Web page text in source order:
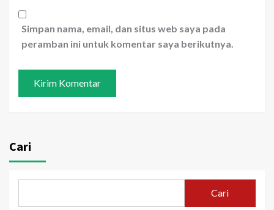
Simpan nama, email, dan situs web saya pada
peramban ini untuk komentar saya berikutnya.
Cari
Cari